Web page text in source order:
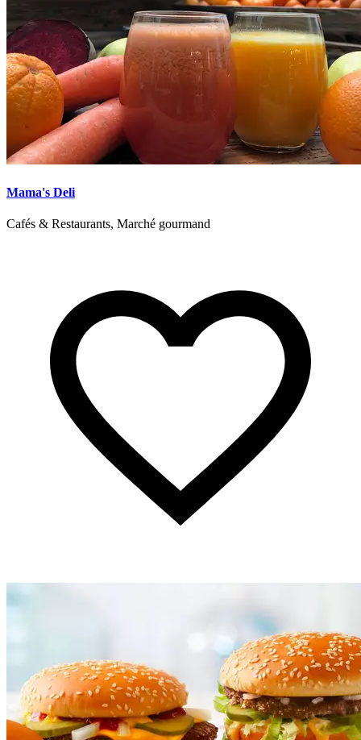
Mama's Deli
Cafés & Restaurants, Marché gourmand